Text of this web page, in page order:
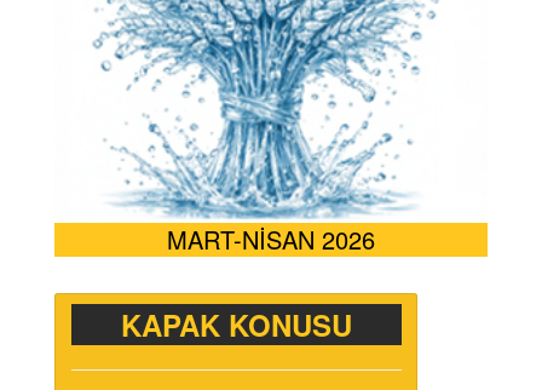
MART-NİSAN 2026
KAPAK KONUSU